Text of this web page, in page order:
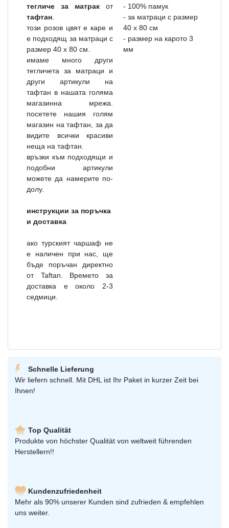
тегличе за матрак от
тафтан
този розов цвят е каре и
е подходящ за матраци с
размер 40 х 80 см.
имаме много други
тегличета за матраци и
други артикули на
тафтан в нашата голяма
магазинна мрежа.
посетете нашия голям
магазин на тафтан, за да
видите всички красиви
неща на тафтан.
връзки към подходящи и
подобни артикули
можете да намерите по-
долу.
- 100% памук
- за матраци с размер
40 х 80 см
- размер на карото 3
мм
инструкции за поръчка
и доставка
ако турският чаршаф не
е наличен при нас, ще
бъде поръчан директно
от Taftan. Времето за
доставка е около 2-3
седмици.
Schnelle Lieferung
Wir liefern schnell. Mit DHL ist Ihr Paket in kurzer Zeit bei
Ihnen!
Top Qualität
Produkte von höchster Qualität von weltweit führenden
Herstellern!!
Kundenzufriedenheit
Mehr als 90% unserer Kunden sind zufrieden & empfehlen
uns weiter.